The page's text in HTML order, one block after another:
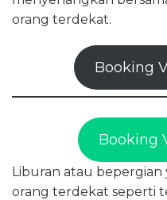
orang terdekat.
Booking
Booking
Liburan atau bepergian
orang terdekat seperti